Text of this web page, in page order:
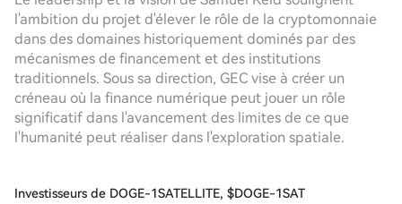
l'ambition du projet d'élever le rôle de la cryptomonnaie
dans des domaines historiquement dominés par des
mécanismes de financement et des institutions
traditionnels. Sous sa direction, GEC vise à créer un
créneau où la finance numérique peut jouer un rôle
significatif dans l'avancement des limites de ce que
l'humanité peut réaliser dans l'exploration spatiale.
Investisseurs de DOGE-1SATELLITE, $DOGE-1SAT